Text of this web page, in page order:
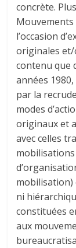
concrète.
l’occasion
originales
contenu que
années
par la
modes
originaux et
avec celles
mobilisation)
ni
constituées
aux